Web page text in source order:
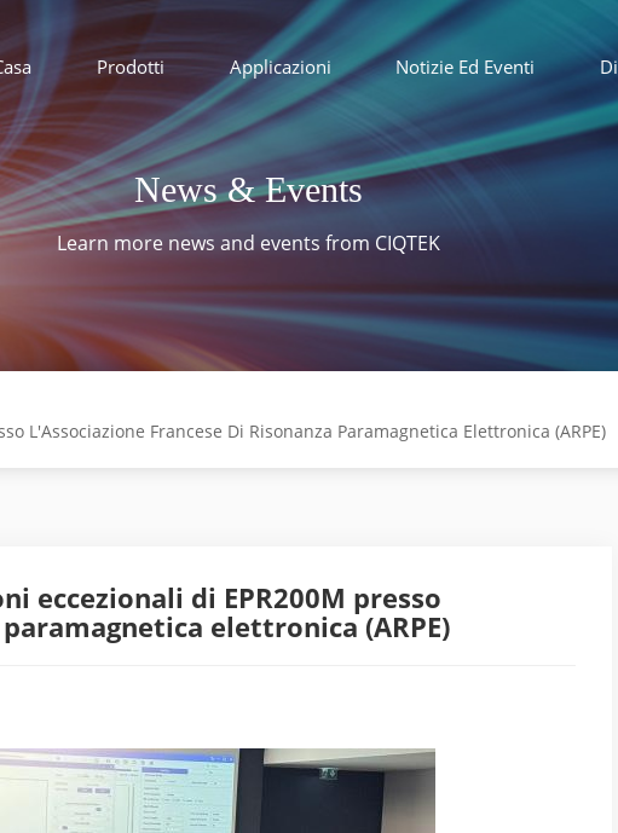
Prodotti Applicazioni Notizie Ed Eventi Di
News & Events
Learn more news and events from CIQTEK
L'Associazione Francese Di Risonanza Paramagnetica Elettronica (ARPE)
eccezionali di EPR200M presso
elettronica (ARPE)